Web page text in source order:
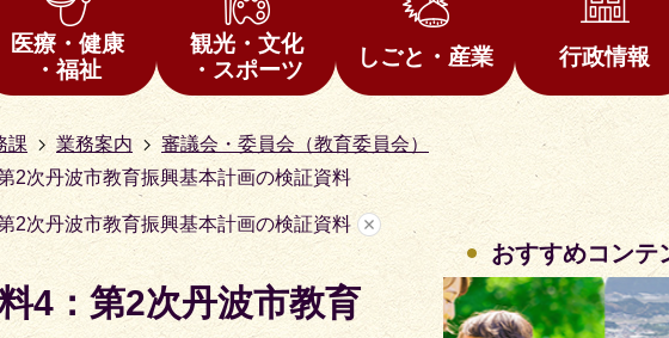
医療・健康
・福祉
観光・文化
・スポーツ
しごと・産業 行政情報
課 業務案内
審議会・委員会（教育委員会）
2次丹波市教育振興基本計画の検証資料
2次丹波市教育振興基本計画の検証資料
4：第2次丹波市教育
おすすめコンテ
1
2
枚